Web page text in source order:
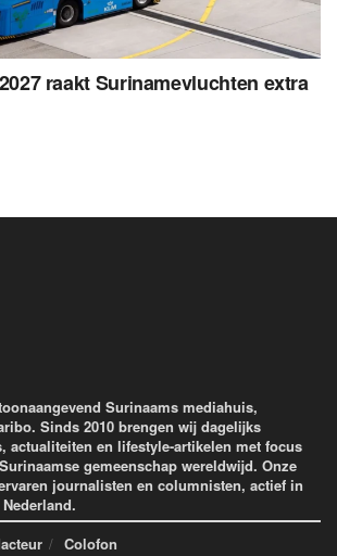
raakt Surinamevluchten extra
Surinaams mediahuis,
Sinds 2010 brengen wij dagelijks
actualiteiten en lifestyle-artikelen met focus
gemeenschap wereldwijd. Onze
journalisten en columnisten, actief in
Colofon